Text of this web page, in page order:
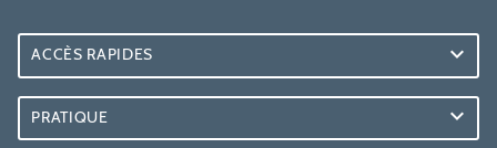
ACCÈS RAPIDES
PRATIQUE